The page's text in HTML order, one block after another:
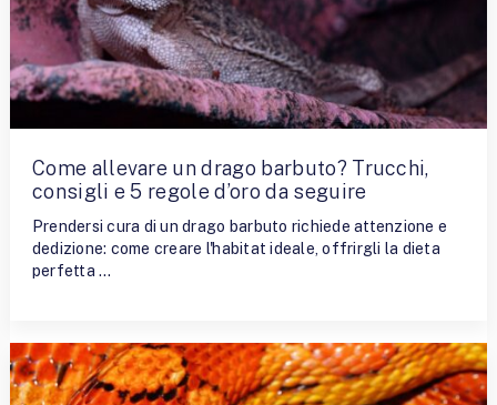
Come allevare un drago barbuto? Trucchi,
consigli e 5 regole d’oro da seguire
Prendersi cura di un drago barbuto richiede attenzione e
dedizione: come creare l'habitat ideale, offrirgli la dieta
perfetta …